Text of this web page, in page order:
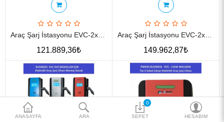
ANASAYFA ARA
0
SEPET HESABIM
121.889,36₺ 149.962,87₺